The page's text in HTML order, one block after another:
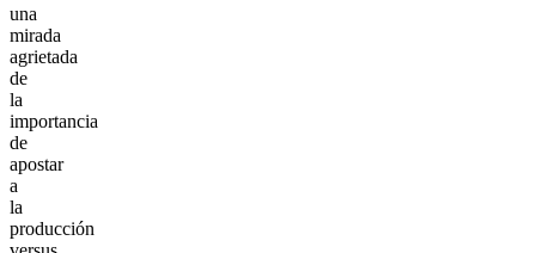
una
mirada
agrietada
de
la
importancia
de
apostar
a
la
producción